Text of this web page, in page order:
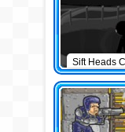
Sift Heads
1